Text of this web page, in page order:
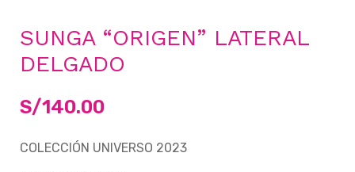
SUNGA “ORIGEN” LATERAL
DELGADO
S/140.00
COLECCIÓN UNIVERSO 2023